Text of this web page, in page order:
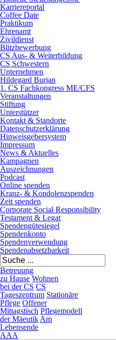
Karriereportal
Coffee Date
Praktikum
Ehrenamt
Zivildienst
Blitzbewerbung
CS Aus- & Weiterbildung
CS Schwestern
Unternehmen
Hildegard Burjan
1. CS Fachkongress ME/CFS
Veranstaltungen
Stiftung
Unterstützer
Kontakt & Standorte
Datenschutzerklärung
Hinweisgebersystem
Impressum
News & Aktuelles
Kampagnen
Auszeichnungen
Podcast
Online spenden
Kranz- & Kondolenzspenden
Zeit spenden
Corporate Social Responsibility
Testament & Legat
Spendengütesiegel
Spendenkonto
Spendenverwendung
Spendenabsetzbarkeit
Betreuung
zu Hause Wohnen
bei der CS CS
Tageszentrum Stationäre
Pflege Offener
Mittagstisch Pflegemodell
der Mäeutik Am
Lebensende
AAA